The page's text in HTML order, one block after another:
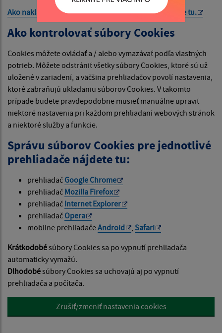
Ako nakladá Google s vašimi súbormi Cookies nájdetetu.
Ako kontrolovať súbory Cookies
Cookies môžete ovládať a / alebo vymazávať podľa vlastných
potrieb. Môžete odstrániť všetky súbory Cookies, ktoré sú už
uložené v zariadení, a väčšina prehliadačov povolí nastavenia,
ktoré zabraňujú ukladaniu súborov Cookies. V takomto
prípade budete pravdepodobne musieť manuálne upraviť
niektoré nastavenia pri každom prehliadaní webových stránok
a niektoré služby a funkcie.
Správu súborov Cookies pre jednotlivé
prehliadače nájdete tu:
prehliadač Google Chrome
prehliadač Mozilla Firefox
prehliadač Internet Explorer
prehliadač Opera
mobilne prehliadačeAndroid
Safari
Krátkodobésúbory Cookies sa po vypnutí prehliadača
automaticky vymažú.
Dlhodobésúbory Cookies sa uchovajú aj po vypnutí
prehliadača a počítača.
Zrušiť/zmeniť nastavenia cookies